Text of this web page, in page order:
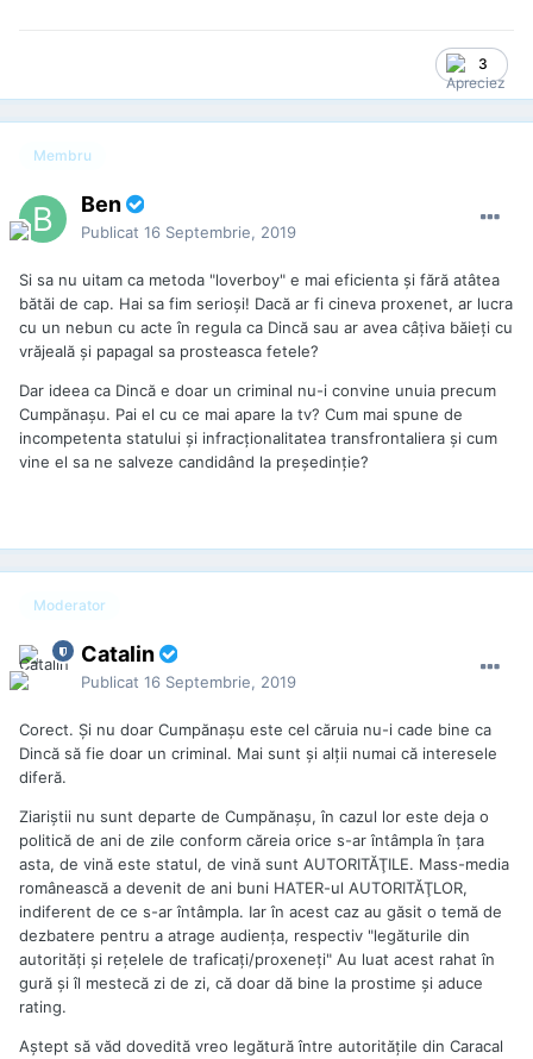
3
Membru
Ben
Publicat 16 Septembrie, 2019
Si sa nu uitam ca metoda "loverboy" e mai eficienta și fără atâtea
bătăi de cap. Hai sa fim serioși! Dacă ar fi cineva proxenet, ar lucra
cu un nebun cu acte în regula ca Dincă sau ar avea câțiva băieți cu
vrăjeală și papagal sa prosteasca fetele?
Dar ideea ca Dincă e doar un criminal nu-i convine unuia precum
Cumpănașu. Pai el cu ce mai apare la tv? Cum mai spune de
incompetenta statului și infracționalitatea transfrontaliera și cum
vine el sa ne salveze candidând la președinție?
Moderator
Catalin
Publicat 16 Septembrie, 2019
Corect. Şi nu doar Cumpănaşu este cel căruia nu-i cade bine ca
Dincă să fie doar un criminal. Mai sunt şi alţii numai că interesele
diferă.
Ziariştii nu sunt departe de Cumpănaşu, în cazul lor este deja o
politică de ani de zile conform căreia orice s-ar întâmpla în ţara
asta, de vină este statul, de vină sunt AUTORITĂŢILE. Mass-media
românească a devenit de ani buni HATER-ul AUTORITĂŢLOR,
indiferent de ce s-ar întâmpla. Iar în acest caz au găsit o temă de
dezbatere pentru a atrage audienţa, respectiv "legăturile din
autorităţi şi reţelele de traficaţi/proxeneţi" Au luat acest rahat în
gură şi îl mestecă zi de zi, că doar dă bine la prostime şi aduce
rating.
Aştept să văd dovedită vreo legătură între autorităţile din Caracal